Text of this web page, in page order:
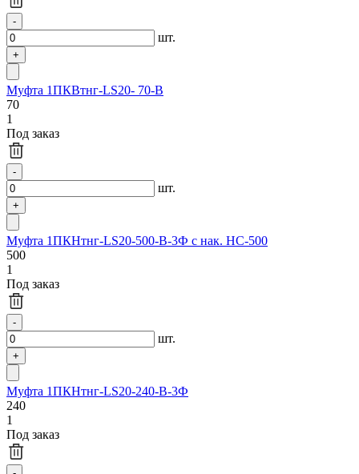
шт.
Муфта 1ПКВтнг-LS20- 70-В
70
1
Под заказ
шт.
Муфта 1ПКНтнг-LS20-500-В-3Ф с нак. НС-500
500
1
Под заказ
шт.
Муфта 1ПКНтнг-LS20-240-В-3Ф
240
1
Под заказ